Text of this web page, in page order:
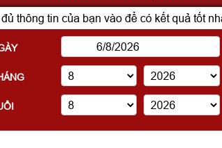
thông tin của bạn vào để có kết quả tốt